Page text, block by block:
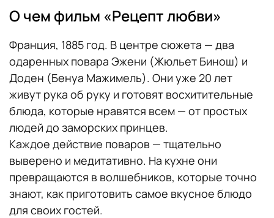
Режиссер:Чан Ань Хунг
Руфф
В ролях: Жюльет Бинош, Бенуа Мажимель,
Эммануэль Салинжер, Патрик д'Асумсао,
Галатея Беллуджи, Ян Хамменекер,
Фредерик Фисбах, Бонни Шанье-Равуар,
Жан-Марк Руло, Янник Ландрейн и др.
Жанр:драма, мелодрама
Продолжительность:2 часа 15 минут
О чем фильм «Рецепт любви»
Франция, 1885 год. В центре сюжета — два
одаренных повара Эжени (Жюльет Бинош) и
Доден (Бенуа Мажимель). Они уже 20 лет
живут рука об руку и готовят восхитительные
блюда, которые нравятся всем — от простых
людей до заморских принцев.
Каждое действие поваров — тщательно
выверено и медитативно. На кухне они
превращаются в волшебников, которые точно
знают, как приготовить самое вкусное блюдо
для своих гостей.